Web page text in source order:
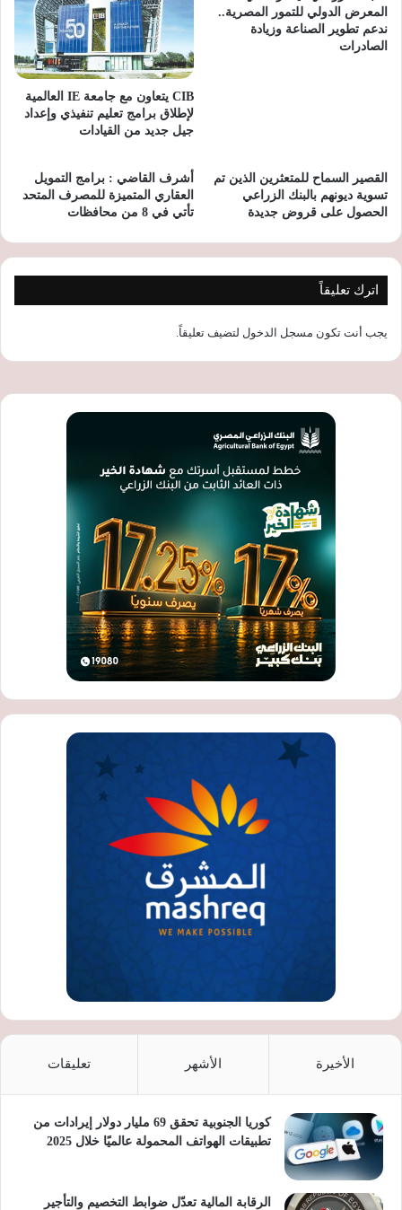
المعرض الدولي للتمور المصرية..
ندعم تطوير الصناعة وزيادة
الصادرات
CIB يتعاون مع جامعة IE العالمية
لإطلاق برامج تعليم تنفيذي وإعداد
جيل جديد من القيادات
القصير السماح للمتعثرين الذين تم
تسوية ديونهم بالبنك الزراعي
الحصول على قروض جديدة
أشرف القاضي : برامج التمويل
العقاري المتميزة للمصرف المتحد
تأتي في 8 من محافظات
اترك تعليقاً
يجب أنت تكون مسجل الدخول لتضيف تعليقاً.
الأخيرة الأشهر تعليقات
كوريا الجنوبية تحقق 69 مليار دولار إيرادات من
تطبيقات الهواتف المحمولة عالميًا خلال 2025
الرقابة المالية تعدّل ضوابط التخصيم والتأجير